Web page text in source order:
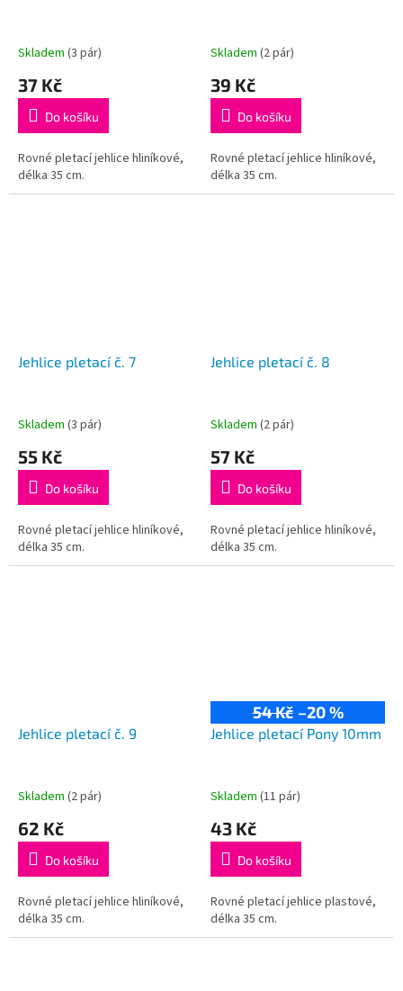
Skladem (3 pár)
37 Kč
Do košíku
Rovné pletací jehlice hliníkové,
délka 35 cm.
Skladem (2 pár)
39 Kč
Do košíku
Rovné pletací jehlice hliníkové,
délka 35 cm.
Jehlice pletací č. 7
Skladem (3 pár)
55 Kč
Do košíku
Rovné pletací jehlice hliníkové,
délka 35 cm.
Jehlice pletací č. 8
Skladem (2 pár)
57 Kč
Do košíku
Rovné pletací jehlice hliníkové,
délka 35 cm.
Jehlice pletací č. 9
Skladem (2 pár)
62 Kč
Do košíku
Rovné pletací jehlice hliníkové,
délka 35 cm.
54 Kč –20 %
Jehlice pletací Pony 10mm
Skladem (11 pár)
43 Kč
Do košíku
Rovné pletací jehlice plastové,
délka 35 cm.